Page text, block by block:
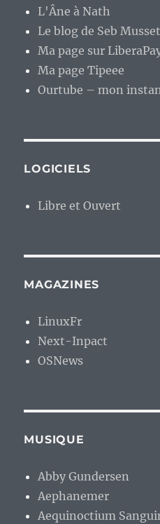
L'Âne à Nath
Le blog de Seb Musset
Ma page sur
Ma page Tipeee
Ourtube – mon
LOGICIELS
Libre et Ouvert
MAGAZINES
LinuxFr
Next-Inpact
OSNews
MUSIQUE
Abby Gundersen
Aephanemer
Aequinoctium